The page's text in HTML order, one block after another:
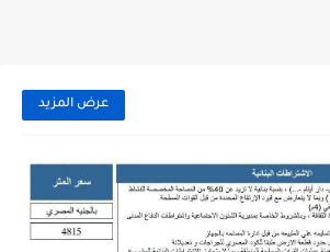
عرض المزيد